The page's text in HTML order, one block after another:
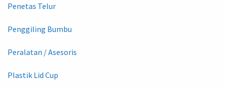
Penetas Telur
Penggiling Bumbu
Peralatan / Asesoris
Plastik Lid Cup